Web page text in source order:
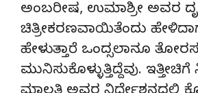
ಅಂಬರೀಷ, ಉಮಾಶ್ರೀ ಅವರ
ಚಿತ್ರೀಕರಣವಾಯಿತೆಂದು
ಹೇಳುತ್ತಾರೆ ಒಂದ್ಸಲಾನೂ
ಮುನಿಸುಕೊಳ್ಳುತ್ತಿದ್ದೆವು.